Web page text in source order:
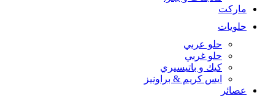
ماركت
حلويات
حلو عربي
حلو غربي
كيك و باتيسيري
ايس كريم & براونيز
عصائر